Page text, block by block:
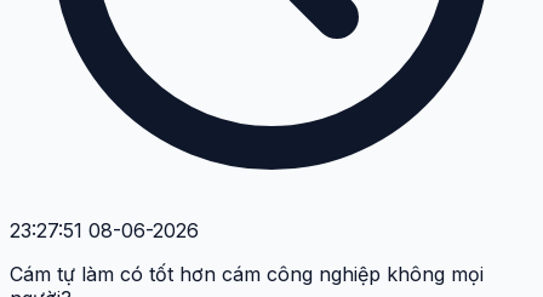
23:27:51 08-06-2026
Cám tự làm có tốt hơn cám công nghiệp không mọi